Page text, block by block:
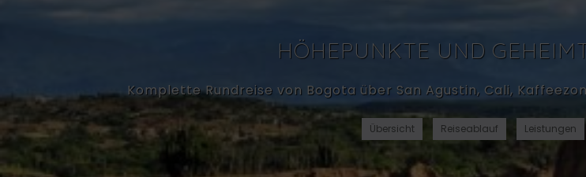
HÖHEPUNKTE UND
Komplette Rundreise von Bogota über San Agustin, Cali,
Übersicht Reiseablauf Leistungen